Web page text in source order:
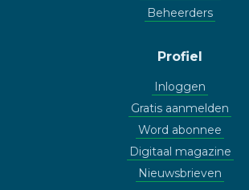
Beheerders
Profiel
Inloggen
Gratis aanmelden
Word abonnee
Digitaal magazine
Nieuwsbrieven